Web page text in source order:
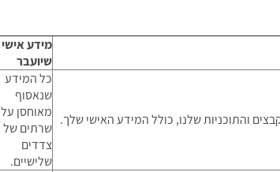
מידע אישי
שיועבר
והתוכניות שלנו, כולל המידע האישי שלך.
כל המידע
שנאסוף
מאוחסן על
שרתים של
צדדים
שלישיים.